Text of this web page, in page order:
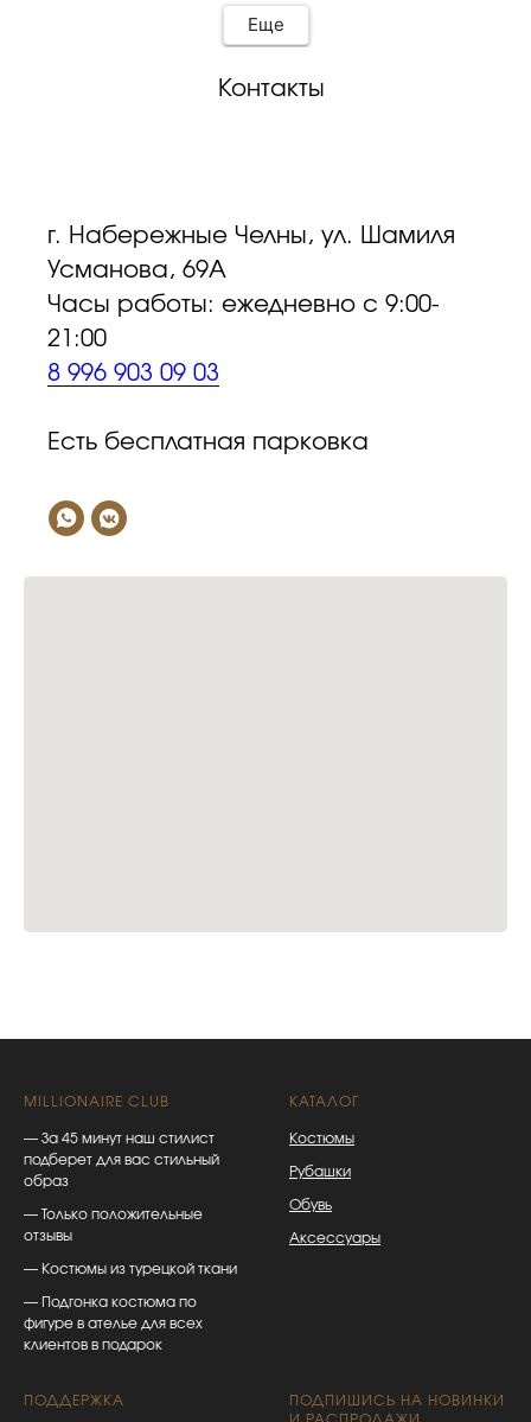
Еще
Контакты
г. Набережные Челны, ул. Шамиля
Усманова, 69А
Часы работы: ежедневно с 9:00-
21:00
8 996 903 09 03
Есть бесплатная парковка
MILLIONAIRE CLUB
— За 45 минут наш стилист
подберет для вас стильный
образ
— Только положительные
отзывы
— Костюмы из турецкой ткани
— Подгонка костюма по
фигуре в ателье для всех
клиентов в подарок
КАТАЛОГ
Костюмы
Рубашки
Обувь
Аксессуары
ПОДДЕРЖКА
ПОДПИШИСЬ НА НОВИНКИ